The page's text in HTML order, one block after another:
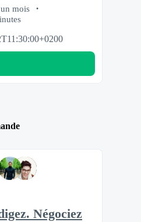
mois
Négociez